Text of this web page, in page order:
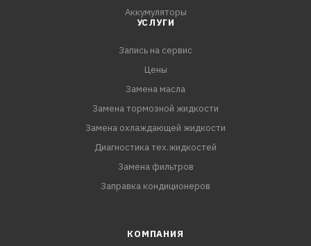
Аккумуляторы
УСЛУГИ
Запись на сервис
Цены
Замена масла
Замена тормозной жидкости
Замена охлаждающей жидкости
Диагностика тех.жидкостей
Замена фильтров
Заправка кондиционеров
КОМПАНИЯ